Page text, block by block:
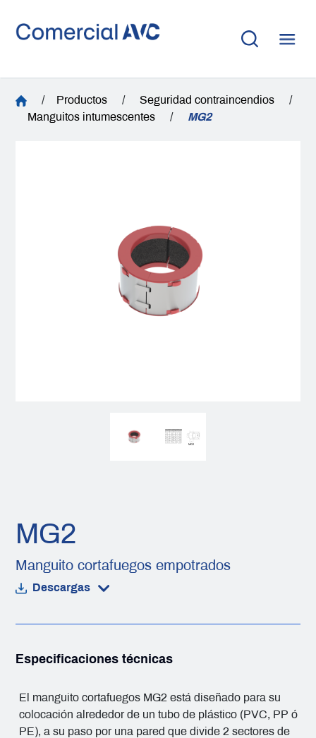
/ Productos / Seguridad contraincendios
/
Manguitos intumescentes
/ MG2
MG2
Manguito cortafuegos empotrados
Descargas
Especificaciones técnicas
El manguito cortafuegos MG2 está diseñado para su
colocación alrededor de un tubo de plástico (PVC, PP ó
PE), a su paso por una pared que divide 2 sectores de